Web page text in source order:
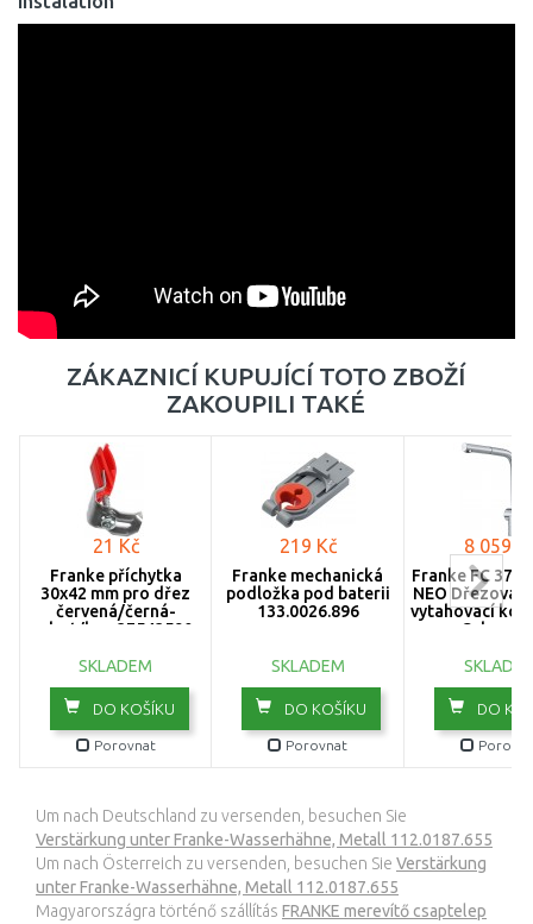
ZÁKAZNICÍ KUPUJÍCÍ TOTO ZBOŽÍ
ZAKOUPILI TAKÉ
21 Kč
Franke příchytka
30x42 mm pro dřez
červená/černá-
plast/kov 37543590
SKLADEM
DO KOŠÍKU
Porovnat
219 Kč
Franke mechanická
podložka pod baterii
133.0026.896
SKLADEM
DO KOŠÍKU
Porovnat
8 059
Franke FC
NEO Dřezová
vytahovací
DO
Um nach Deutschland zu versenden, besuchen Sie
Verstärkung unter Franke-Wasserhähne, Metall 112.0187.655
Um nach Österreich zu versenden, besuchen Sie Verstärkung
unter Franke-Wasserhähne, Metall 112.0187.655
Magyarországra történő szállítás FRANKE merevítő csaptelep